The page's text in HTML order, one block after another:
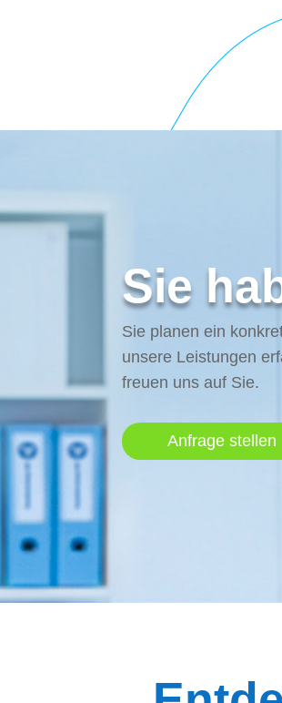
Sie
Sie planen ein
unsere Leistungen
freuen uns auf Sie.
Anfrage stellen